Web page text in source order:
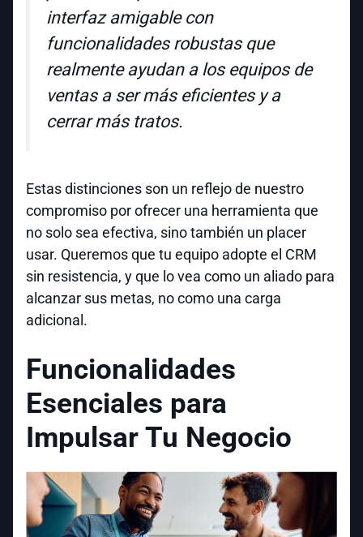
interfaz amigable con
funcionalidades robustas que
realmente ayudan a los equipos de
ventas a ser más eficientes y a
cerrar más tratos.
Estas distinciones son un reflejo de nuestro
compromiso por ofrecer una herramienta que
no solo sea efectiva, sino también un placer
usar. Queremos que tu equipo adopte el CRM
sin resistencia, y que lo vea como un aliado para
alcanzar sus metas, no como una carga
adicional.
Funcionalidades
Esenciales para
Impulsar Tu Negocio